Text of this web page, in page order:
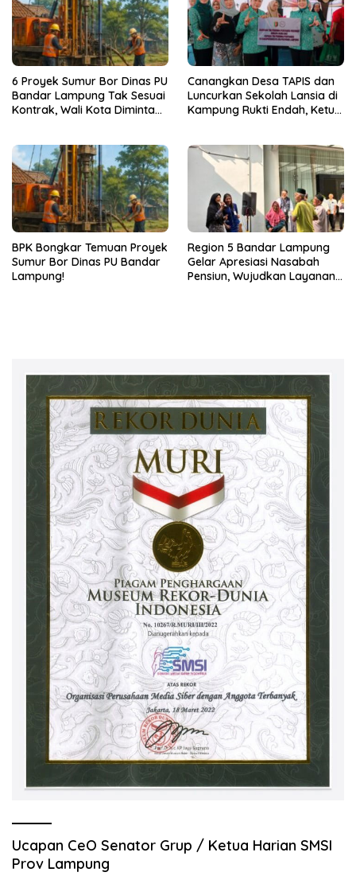
6 Proyek Sumur Bor Dinas PU
Bandar Lampung Tak Sesuai
Kontrak, Wali Kota Diminta
Canangkan Desa TAPIS dan
Luncurkan Sekolah Lansia di
Kampung Rukti Endah, Ketua
dari Desa
BPK Bongkar Temuan Proyek
Sumur Bor Dinas PU Bandar
Lampung!
Region 5 Bandar Lampung
Gelar Apresiasi Nasabah
Pensiun, Wujudkan Layanan
Ucapan CeO Senator Grup / Ketua Harian SMSI
Prov Lampung